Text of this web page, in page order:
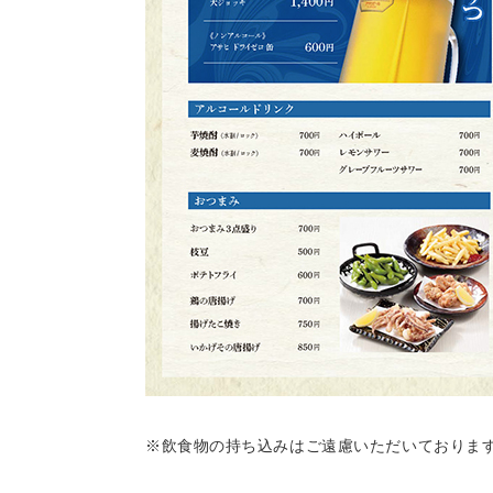
※飲食物の持ち込みはご遠慮いただいておりま